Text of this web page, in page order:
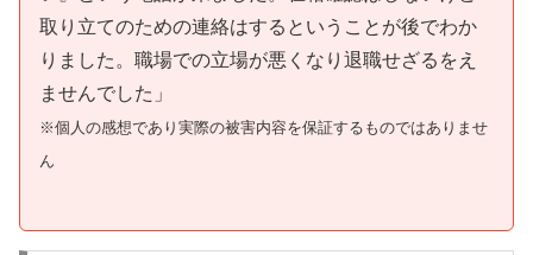
取り立てのための連絡はするということが後でわか
りました。職場での立場が悪くなり退職せざるをえ
ませんでした」
※個人の感想であり実際の被害内容を保証するものではありませ
ん